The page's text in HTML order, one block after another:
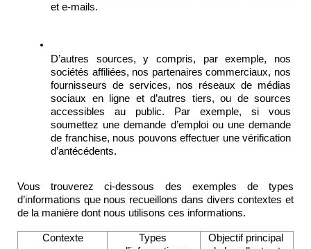
et e-mails.
D’autres sources, y compris, par exemple, nos
sociétés affiliées, nos partenaires commerciaux, nos
fournisseurs de services, nos réseaux de médias
sociaux en ligne et d’autres tiers, ou de sources
accessibles au public. Par exemple, si vous
soumettez une demande d’emploi ou une demande
de franchise, nous pouvons effectuer une vérification
d’antécédents.
Vous trouverez ci-dessous des exemples de types
d’informations que nous recueillons dans divers contextes et
de la manière dont nous utilisons ces informations.
Contexte
Types
Objectif principal